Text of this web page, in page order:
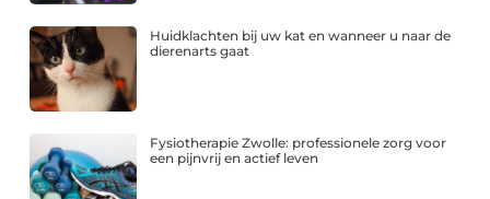
Huidklachten bij uw kat en wanneer u naar de
dierenarts gaat
Fysiotherapie Zwolle: professionele zorg voor
een pijnvrij en actief leven